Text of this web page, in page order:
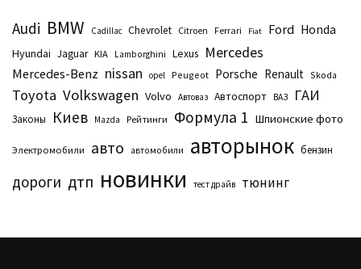
Audi BMW Cadillac Chevrolet Citroen Ferrari Fiat Ford Honda
Hyundai Jaguar KIA Lamborghini Lexus Mercedes
Mercedes-Benz nissan opel Peugeot Porsche Renault Skoda
Toyota Volkswagen Volvo Автоваз Автоспорт ВАЗ ГАИ
Законы Киев Маzda Рейтинги Формула 1 Шпионские фото
Электромобили авто автомобили авторынок бензин
дороги дтп новинки тест драйв тюнинг